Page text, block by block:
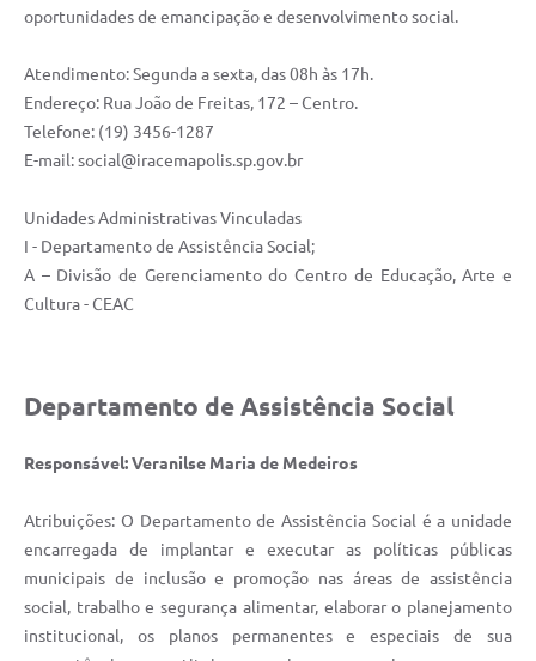
oportunidades de emancipação e desenvolvimento social.
Atendimento: Segunda a sexta, das 08h às 17h.
Endereço: Rua João de Freitas, 172 – Centro.
Telefone: (19) 3456-1287
E-mail:social@iracemapolis.sp.gov.br
Unidades Administrativas Vinculadas
I - Departamento de Assistência Social;
A – Divisão de Gerenciamento do Centro de Educação, Arte e
Cultura - CEAC
Departamento de Assistência Social
Responsável: Veranilse Maria de Medeiros
Atribuições: O Departamento de Assistência Social é a unidade
encarregada de implantar e executar as políticas públicas
municipais de inclusão e promoção nas áreas de assistência
social, trabalho e segurança alimentar, elaborar o planejamento
institucional, os planos permanentes e especiais de sua